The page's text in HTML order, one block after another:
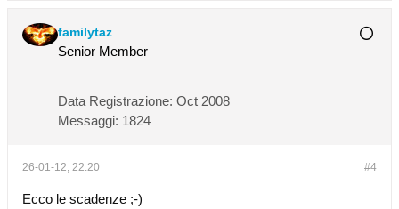
familytaz
Senior Member
Data Registrazione: Oct 2008
Messaggi: 1824
#4
26-01-12, 22:20
Ecco le scadenze ;-)